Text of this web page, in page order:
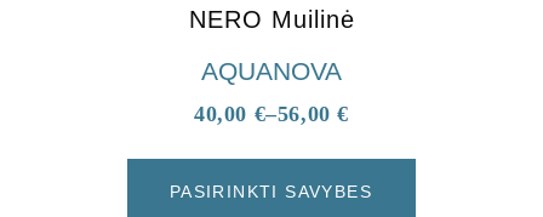
NERO Muilinė
AQUANOVA
40,00 €–56,00€
PASIRINKTI SAVYBES